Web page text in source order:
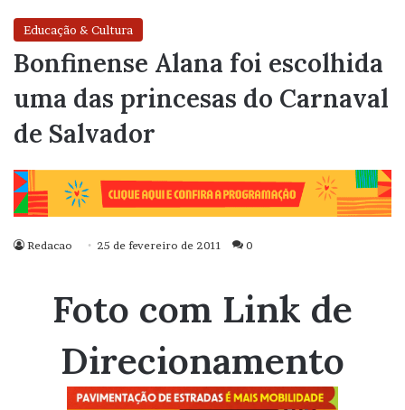
Educação & Cultura
Bonfinense Alana foi escolhida
uma das princesas do Carnaval
de Salvador
Redacao 25 de fevereiro de 2011 0
Foto com Link de
Direcionamento